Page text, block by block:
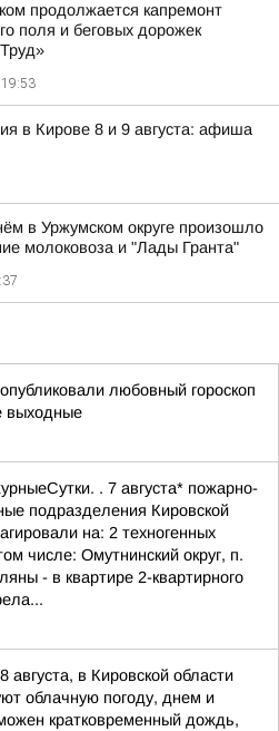
продолжается капремонт
поля и беговых дорожек
19:53
в Кирове 8 и 9 августа: афиша
в Уржумском округе произошло
молоковоза и "Лады Гранта"
любовный гороскоп
выходные
. 7 августа* пожарно-
подразделения Кировской
на: 2 техногенных
числе: Омутнинский округ, п.
- в квартире 2-квартирного
августа, в Кировской области
облачную погоду, днем и
кратковременный дождь,